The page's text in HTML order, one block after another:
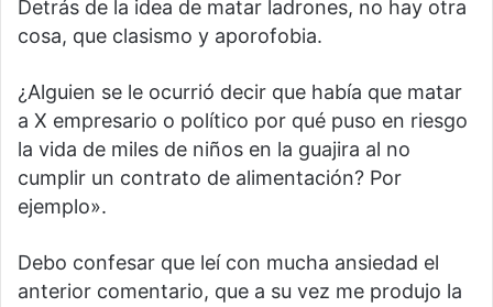
Detrás de la idea de matar ladrones, no hay otra
cosa, que clasismo y aporofobia.
¿Alguien se le ocurrió decir que había que matar
a X empresario o político por qué puso en riesgo
la vida de miles de niños en la guajira al no
cumplir un contrato de alimentación? Por
ejemplo».
Debo confesar que leí con mucha ansiedad el
anterior comentario, que a su vez me produjo la